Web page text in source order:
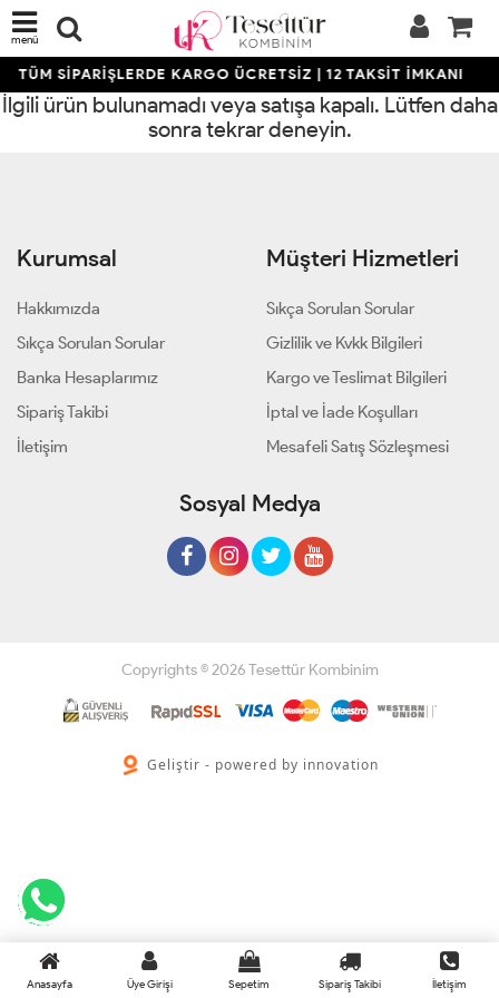
menü
TÜM SİPARİŞLERDE KARGO ÜCRETSİZ | 12 TAKSİT İMKANI
İlgili ürün bulunamadı veya satışa kapalı. Lütfen daha
sonra tekrar deneyin.
Kurumsal
Hakkımızda
Sıkça Sorulan Sorular
Banka Hesaplarımız
Sipariş Takibi
İletişim
Müşteri Hizmetleri
Sıkça Sorulan Sorular
Gizlilik ve Kvkk Bilgileri
Kargo ve Teslimat Bilgileri
İptal ve İade Koşulları
Mesafeli Satış Sözleşmesi
Sosyal Medya
Copyrights © 2026 Tesettür Kombinim
Geliştir - powered by innovation
Anasayfa Üye Girişi Sepetim Sipariş Takibi İletişim